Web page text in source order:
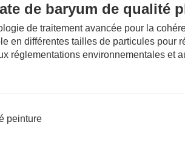
de baryum de qualité
de traitement avancée pour la
en différentes tailles de particules pour
réglementations environnementales et
peinture